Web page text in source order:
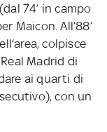
74’ in campo
Maicon. All’88’
colpisce
Madrid di
ai quarti di
con un